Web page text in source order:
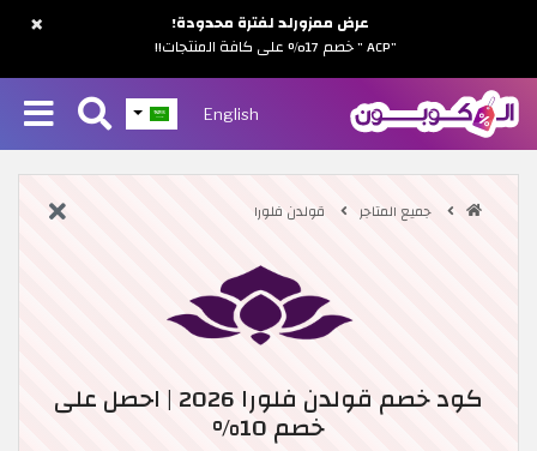
English
جميع المتاجر قولدن فلورا
كود خصم قولدن فلورا 2026 | احصل على
خصم 10%
×
عرض ممزورلد لفترة محدودة!
"ACP " خصم 17% على كافة المنتجات!!